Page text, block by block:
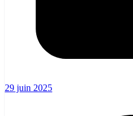
29 juin 2025